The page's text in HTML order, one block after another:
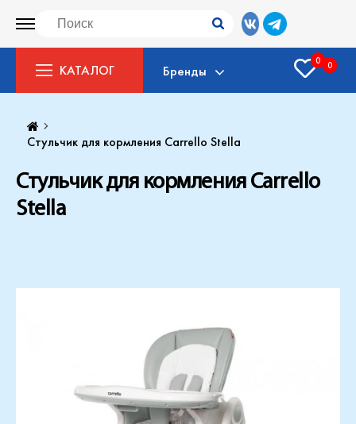
КАТАЛОГ Бренды
0 0
Стульчик для кормления Carrello Stella
Стульчик для кормления Carrello
Stella